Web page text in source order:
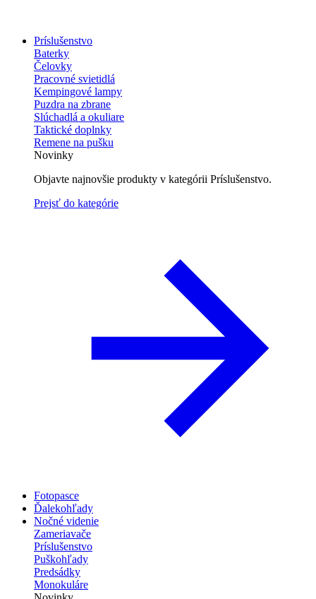
Príslušenstvo
Baterky
Čelovky
Pracovné svietidlá
Kempingové lampy
Puzdra na zbrane
Slúchadlá a okuliare
Taktické doplnky
Remene na pušku
Novinky
Objavte najnovšie produkty v kategórii Príslušenstvo.
Prejsť do kategórie
Fotopasce
Ďalekohľady
Nočné videnie
Zameriavače
Príslušenstvo
Puškohľady
Predsádky
Monokuláre